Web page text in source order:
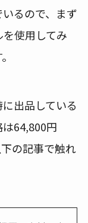
るので、まず
使用してみ
出品している
は64,800円
の記事で触れ